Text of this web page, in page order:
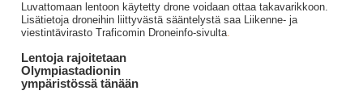
Luvattomaan lentoon käytetty drone voidaan ottaa takavarikkoon.
Lisätietoja droneihin liittyvästä sääntelystä saa Liikenne- ja
viestintävirasto Traficomin Droneinfo-sivulta.
Lentoja rajoitetaan
Olympiastadionin
ympäristössä tänään